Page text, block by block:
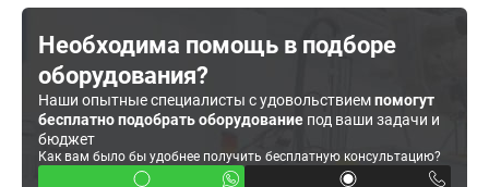
Необходима помощь в подборе
оборудования?
Наши опытные специалисты с удовольствиемпомогут
бесплатно подобрать оборудование под ваши задачи и
бюджет
Как вам было бы удобнее получить бесплатную консультацию?